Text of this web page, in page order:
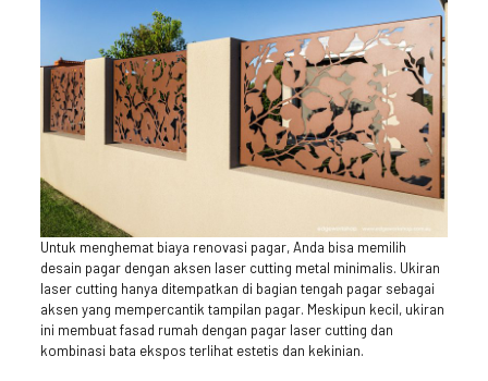
Untuk menghemat biaya renovasi pagar, Anda bisa memilih
desain pagar dengan aksen laser cutting metal minimalis. Ukiran
laser cutting hanya ditempatkan di bagian tengah pagar sebagai
aksen yang mempercantik tampilan pagar. Meskipun kecil, ukiran
ini membuat fasad rumah dengan pagar laser cutting dan
kombinasi bata ekspos terlihat estetis dan kekinian.